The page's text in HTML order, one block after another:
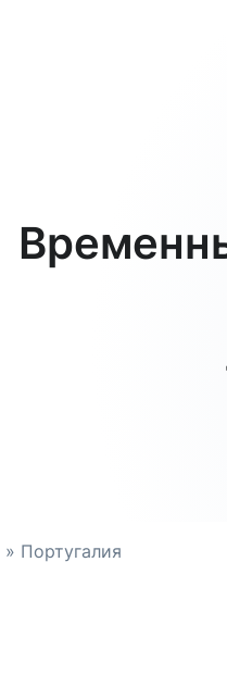
» Португалия